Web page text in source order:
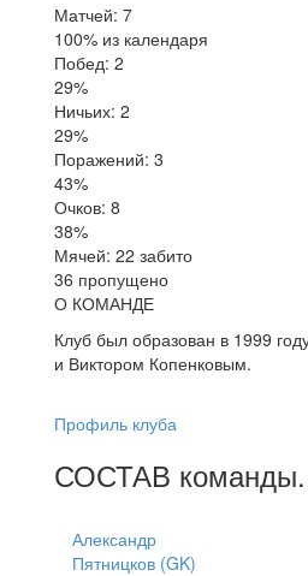
Матчей: 7
100% из календаря
Побед: 2
29%
Ничьих: 2
29%
Поражений: 3
43%
Очков: 8
38%
Мячей: 22 забито
36 пропущено
О КОМАНДЕ
Клуб был образован в 1999
и Виктором Копенковым.
Профиль клуба
СОСТАВ команды.
Александр
Пятницков (GK)